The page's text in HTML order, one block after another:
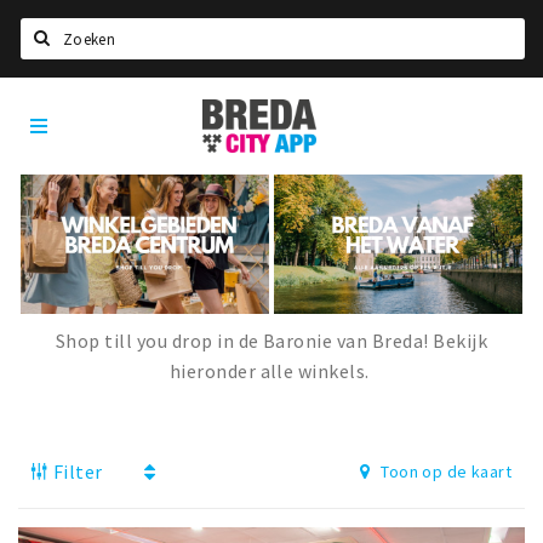
Home
Agenda
Deals
Party pics
Nieuws, interviews & blogs
Recreatief
Winkels
Breda
City
App
Shop till you drop in de Baronie van Breda! Bekijk
hieronder alle winkels.
Filter Toon op de kaart